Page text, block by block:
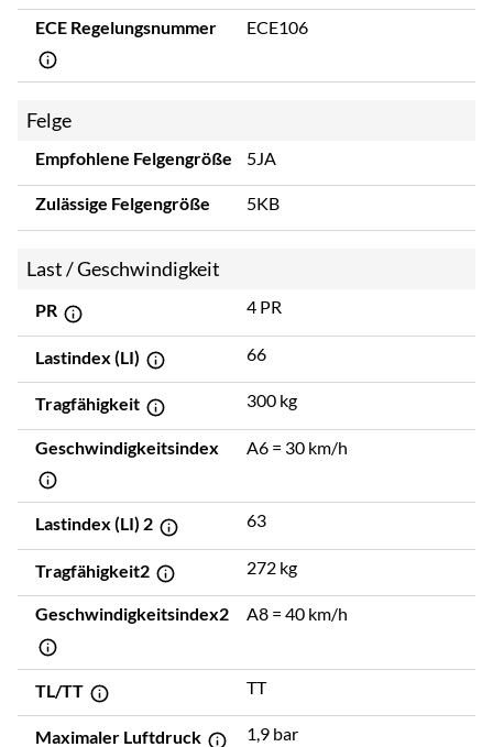
ECE Regelungsnummer ECE106
Felge
Empfohlene Felgengröße 5JA
Zulässige Felgengröße 5KB
Last / Geschwindigkeit
PR 4 PR
Lastindex (LI) 66
Tragfähigkeit 300 kg
Geschwindigkeitsindex A6 = 30 km/h
Lastindex (LI) 2 63
Tragfähigkeit2 272 kg
Geschwindigkeitsindex2 A8 = 40 km/h
TL/TT TT
Maximaler Luftdruck 1,9 bar